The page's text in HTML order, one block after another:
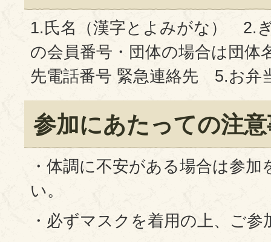
1.氏名（漢字とよみがな） 2.
の会員番号・団体の場合は団
先電話番号 緊急連絡先 5.お
参加にあたっての注
・体調に不安がある場合は参
い。
・必ずマスクを着用の上、ご